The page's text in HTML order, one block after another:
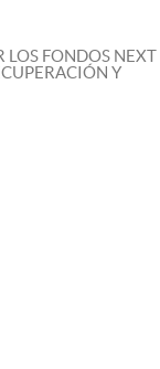
FONDOS NEXT
Y